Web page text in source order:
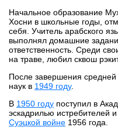
Начальное образование
Хосни в школьные годы,
себя. Учитель арабского
выполнял домашние
ответственность. Среди
на траве, любил сквош
После завершения
наук в 1949 году.
В 1950 году поступил в
эскадрилью истребителей
Суэцкой войне 1956 года.